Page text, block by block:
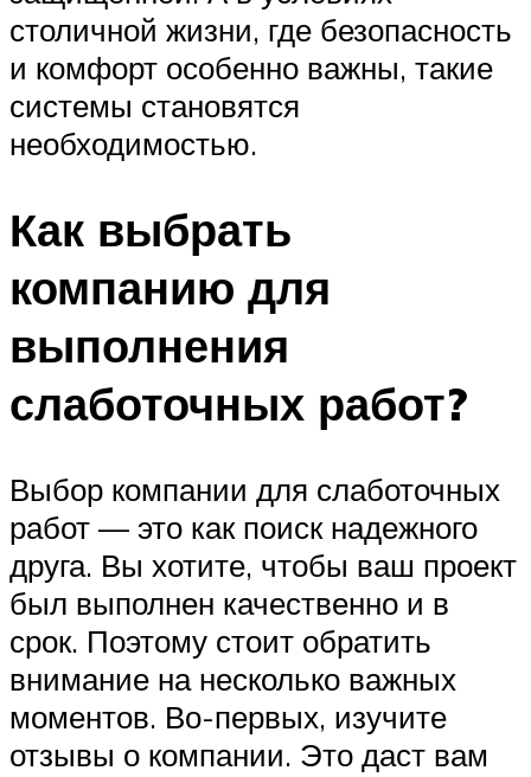
столичной жизни, где безопасность
и комфорт особенно важны, такие
системы становятся
необходимостью.
Как выбрать
компанию для
выполнения
слаботочных работ?
Выбор компании для слаботочных
работ — это как поиск надежного
друга. Вы хотите, чтобы ваш проект
был выполнен качественно и в
срок. Поэтому стоит обратить
внимание на несколько важных
моментов. Во-первых, изучите
отзывы о компании. Это даст вам